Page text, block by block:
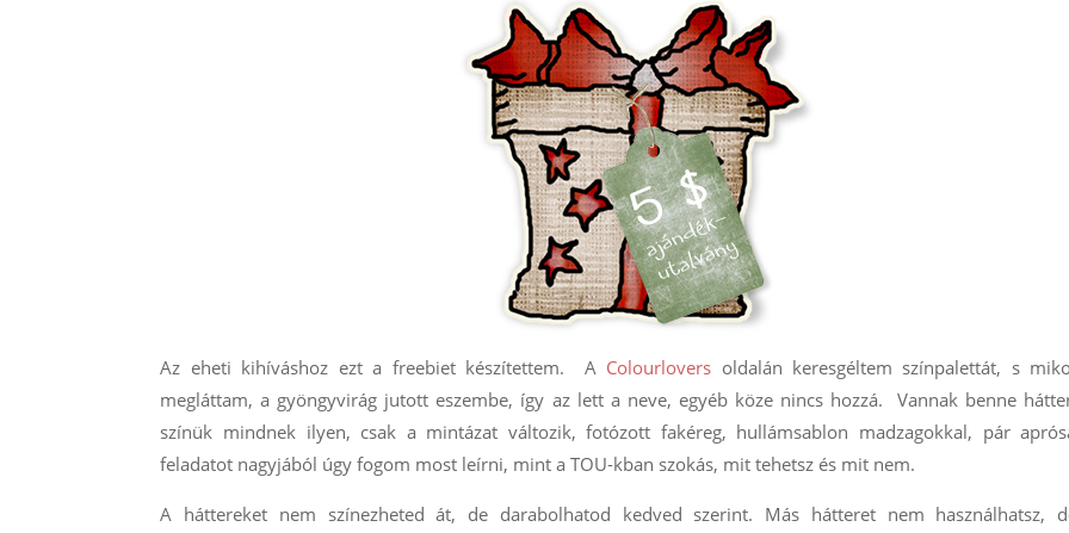
Az eheti kihíváshoz ezt a freebiet készítettem. A Colourlovers oldalán keresgéltem színpalettát, s
megláttam, a gyöngyvirág jutott eszembe, így az lett a neve, egyéb köze nincs hozzá. Vannak benne
színük mindnek ilyen, csak a mintázat változik, fotózott fakéreg, hullámsablon madzagokkal, pár
feladatot nagyjából úgy fogom most leírni, mint a TOU-kban szokás, mit tehetsz és mit nem.
A háttereket nem színezheted át, de darabolhatod kedved szerint. Más hátteret nem használhatsz,